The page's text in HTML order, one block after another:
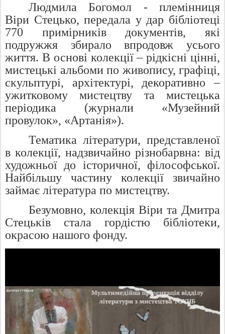
Людмила Богомол - племінниця
Віри Стецько, передала у дар бібліотеці
770 примірників документів, які
подружжя збирало впродовж усього
життя. В основі колекції – рідкісні цінні,
мистецькі альбоми по живопису, графіці,
скульптурі, архітектурі, декоративно –
ужитковому мистецтву та мистецька
періодика (журнали «Музейний
провулок», «Артанія»).
Тематика літератури, представленої
в колекції, надзвичайно різнобарвна: від
художньої до історичної, філософської.
Найбільшу частину колекції звичайно
займає література по мистецтву.
Безумовно, колекція Віри та Дмитра
Стецьків стала гордістю бібліотеки,
окрасою нашого фонду.